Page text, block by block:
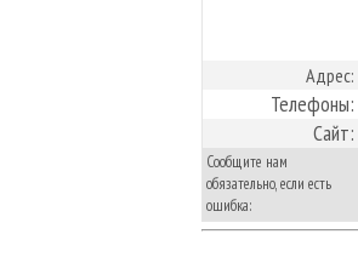
Адрес:
Телефоны:
Сайт:
Сообщите нам
обязательно, если есть
ошибка: